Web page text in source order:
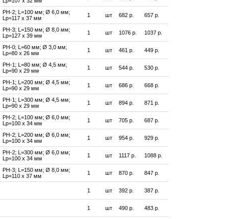
PH-2; L=100 мм; Ø 6,0 мм;
Lр=117 x 37 мм
1 шт 682 р. 657 р.
PH-3; L=150 мм; Ø 8,0 мм;
Lр=127 x 39 мм
1 шт 1076 р. 1037 р.
РН-0; L=60 мм; Ø 3,0 мм;
Lр=80 х 26 мм
1 шт 461 р. 449 р.
РН-1; L=80 мм; Ø 4,5 мм;
Lр=90 х 29 мм
1 шт 544 р. 530 р.
РН-1; L=200 мм; Ø 4,5 мм;
Lр=90 х 29 мм
1 шт 686 р. 668 р.
РН-1; L=300 мм; Ø 4,5 мм;
Lр=90 х 29 мм
1 шт 894 р. 871 р.
РН-2; L=100 мм; Ø 6,0 мм;
Lр=100 х 34 мм
1 шт 705 р. 687 р.
РН-2; L=200 мм; Ø 6,0 мм;
Lр=100 х 34 мм
1 шт 954 р. 929 р.
РН-2; L=300 мм; Ø 6,0 мм;
Lр=100 х 34 мм
1 шт 1117 р. 1088 р.
РН-3; L=150 мм; Ø 8,0 мм;
Lр=110 х 37 мм
1 шт 870 р. 847 р.
1 шт 392 р. 387 р.
1 шт 490 р. 483 р.